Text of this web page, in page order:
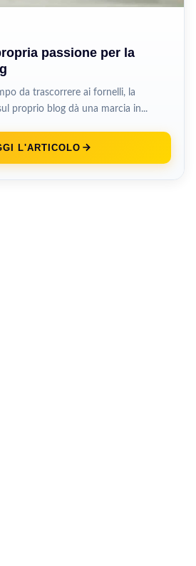
passione per la
da trascorrere ai fornelli, la
proprio blog dà una marcia in...
L'ARTICOLO